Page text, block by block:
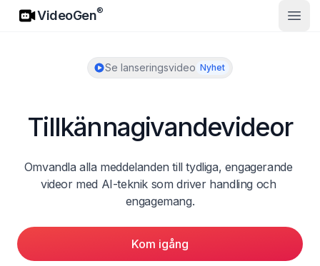
VideoGen
VideoGen®
Se lanseringsvideo Nyhet
Tillkännagivandevideor
Omvandla alla meddelanden till tydliga, engagerande
videor med AI-teknik som driver handling och
engagemang.
Kom igång